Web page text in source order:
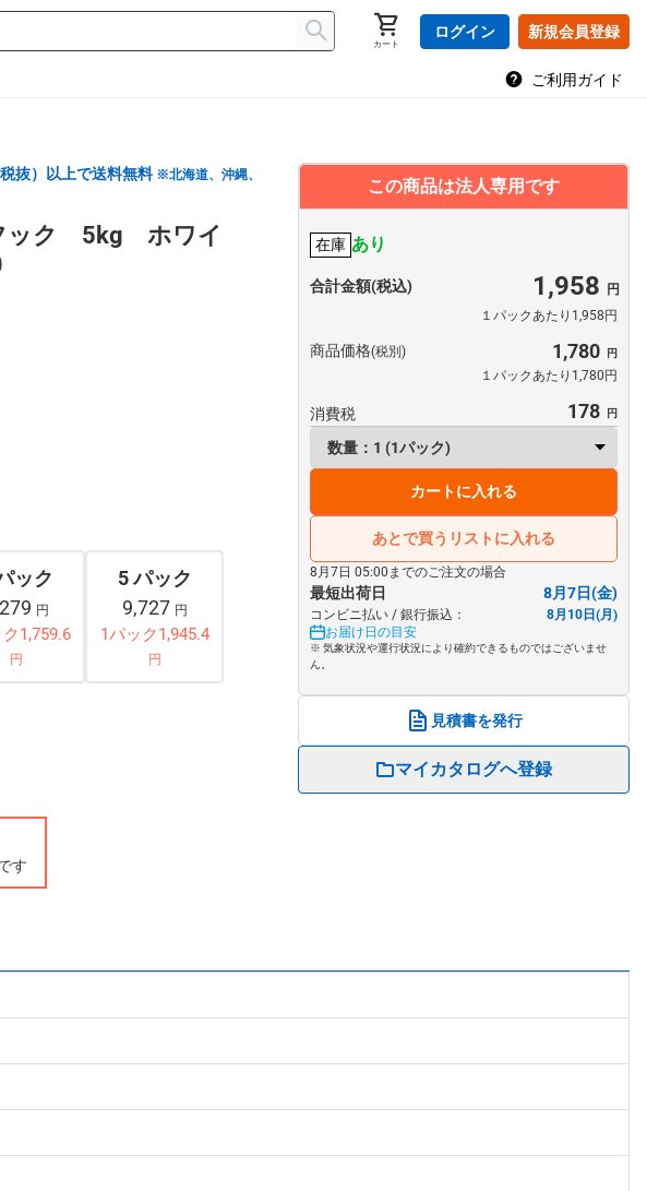
カート
ログイン 新規会員登録
ご利用ガイド
抜）以上で送料無料 ※北海道、沖縄、
ック 5kg ホワイ
ック
円
1,759.6
円
5 パック
9,727 円
1パック1,945.4
円
す
この商品は法人専用です
在庫 あり
合計金額(税込) 1,958
１パックあたり1,958円
商品価格(税別) 1,780
１パックあたり1,780円
消費税 178
カートに入れる
あとで買うリストに入れる
8月7日 05:00までのご注文の場合
最短出荷日 8月7日(金)
コンビニ払い / 銀行振込：
8月10日(月)
お届け日の目安
※ 気象状況や運行状況により確約できるものではございませ
ん。
見積書を発行
マイカタログへ登録